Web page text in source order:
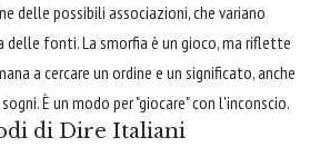
delle possibili associazioni, che variano
delle fonti. La smorfia è un gioco, ma riflette
a cercare un ordine e un significato, anche
È un modo per "giocare" con l'inconscio.
di Dire Italiani